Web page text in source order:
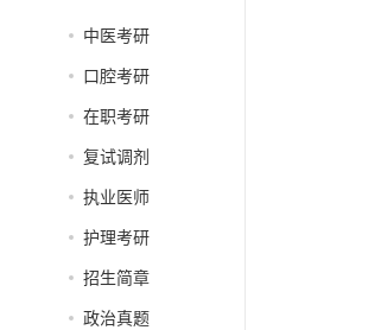
中医考研
口腔考研
在职考研
复试调剂
执业医师
护理考研
招生简章
政治真题